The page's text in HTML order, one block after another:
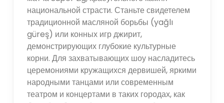
национальной страсти. Станьте свидетелем
традиционной масляной борьбы (yağlı
güreş) или конных игр джирит,
демонстрирующих глубокие культурные
корни. Для захватывающих шоу насладитесь
церемониями кружащихся дервишей, яркими
народными танцами или современным
театром и концертами в таких городах, как